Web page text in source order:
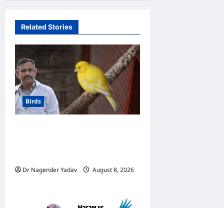
Related Stories
Birds
Dr Nagender Yadav
August 8, 2026